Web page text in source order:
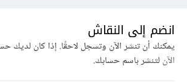
انضم إلى النقاش
يمكنك أن تنشر الآن وتسجل لاحقًا. إذا كان لديك
الآنلتنشر باسم حسابك.